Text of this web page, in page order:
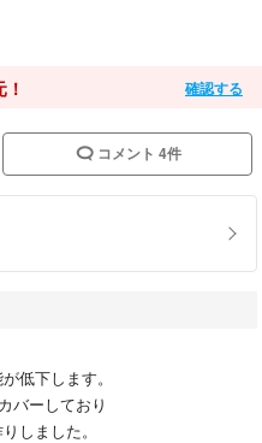
確認する
コメント 4件
低下します。
バーしており
しました。